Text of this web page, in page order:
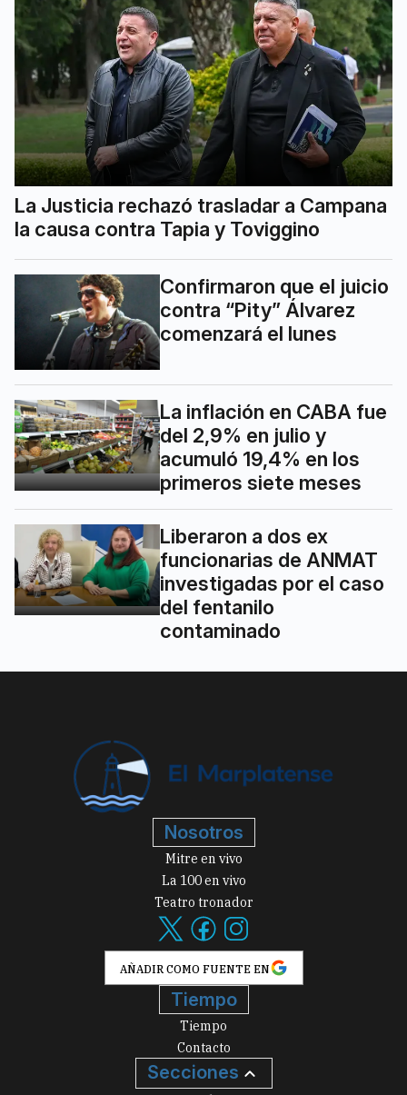
La Justicia rechazó trasladar a Campana
la causa contra Tapia y Toviggino
Confirmaron que el juicio
contra “Pity” Álvarez
comenzará el lunes
La inflación en CABA fue
del 2,9% en julio y
acumuló 19,4% en los
primeros siete meses
Liberaron a dos ex
funcionarias de ANMAT
investigadas por el caso
del fentanilo
contaminado
Nosotros
Mitre en vivo
La 100 en vivo
Teatro tronador
AÑADIR COMO FUENTE EN
Tiempo
Tiempo
Contacto
Secciones